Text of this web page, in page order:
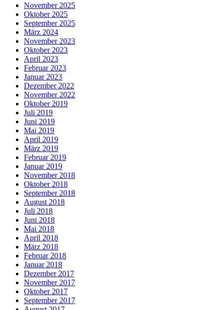
November 2025
Oktober 2025
September 2025
März 2024
November 2023
Oktober 2023
April 2023
Februar 2023
Januar 2023
Dezember 2022
November 2022
Oktober 2019
Juli 2019
Juni 2019
Mai 2019
April 2019
März 2019
Februar 2019
Januar 2019
November 2018
Oktober 2018
September 2018
August 2018
Juli 2018
Juni 2018
Mai 2018
April 2018
März 2018
Februar 2018
Januar 2018
Dezember 2017
November 2017
Oktober 2017
September 2017